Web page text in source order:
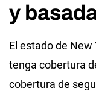
y
El estado de
tenga cobertura
cobertura de